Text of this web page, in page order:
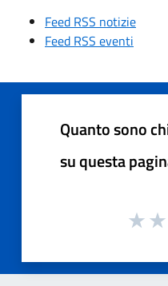
Feed RSS notizie
Feed RSS eventi
Quanto sono
su questa